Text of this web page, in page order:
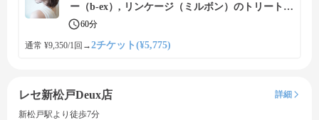
ー（b-ex）, リンケージ（ミルボン）のトリートメ
ントで内側から補修、美しい艶髪に
60分
通常 ¥9,350/1回 →2チケット(¥5,775)
レセ新松戸Deux店
詳細
新松戸駅より徒歩7分